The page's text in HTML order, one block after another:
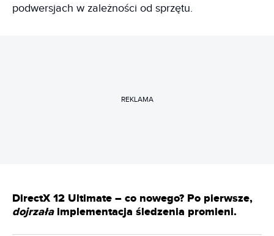
podwersjach w zależności od sprzętu.
REKLAMA
DirectX 12 Ultimate – co nowego? Po pierwsze,
dojrzałaimplementacja śledzenia promieni.